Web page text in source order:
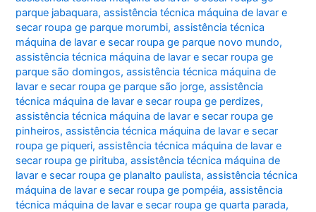
parque jabaquara,assistência técnica máquina de lavar e
secar roupa ge parque morumbi,assistência técnica
máquina de lavar e secar roupa ge parque novo mundo,
assistência técnica máquina de lavar e secar roupa ge
parque são domingos,assistência técnica máquina de
lavar e secar roupa ge parque são jorge,assistência
técnica máquina de lavar e secar roupa ge perdizes,
assistência técnica máquina de lavar e secar roupa ge
pinheiros,assistência técnica máquina de lavar e secar
roupa ge piqueri,assistência técnica máquina de lavar e
secar roupa ge pirituba,assistência técnica máquina de
lavar e secar roupa ge planalto paulista,assistência técnica
máquina de lavar e secar roupa ge pompéia,assistência
técnica máquina de lavar e secar roupa ge quarta parada,